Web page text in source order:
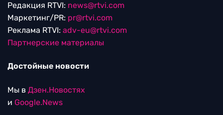
Редакция RTVI: news@rtvi.com
Маркетинг/PR: pr@rtvi.com
Реклама RTVI: adv-eu@rtvi.com
Партнерские материалы
Достойные новости
Мы в Дзен.Новостях
и Google.News